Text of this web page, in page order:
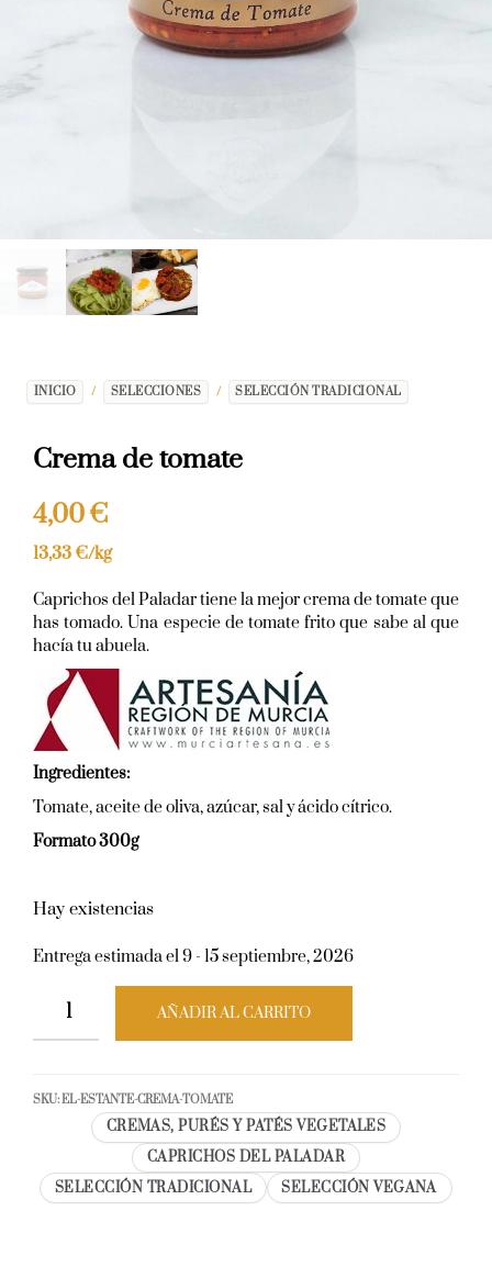
INICIO / SELECCIONES / SELECCIÓN TRADICIONAL
Crema de tomate
4,00€
13,33 €/kg
Caprichos del Paladar tiene la mejor crema de tomate que
has tomado. Una especie de tomate frito que sabe al que
hacía tu abuela.
Ingredientes:
Tomate, aceite de oliva, azúcar, sal y ácido cítrico.
Formato 300g
Hay existencias
Entrega estimada el 9 - 15 septiembre, 2026
AÑADIR AL CARRITO
SKU:EL-ESTANTE-CREMA-TOMATE
CREMAS, PURÉS Y PATÉS VEGETALES
CAPRICHOS DEL PALADAR
SELECCIÓN TRADICIONAL
SELECCIÓN VEGANA